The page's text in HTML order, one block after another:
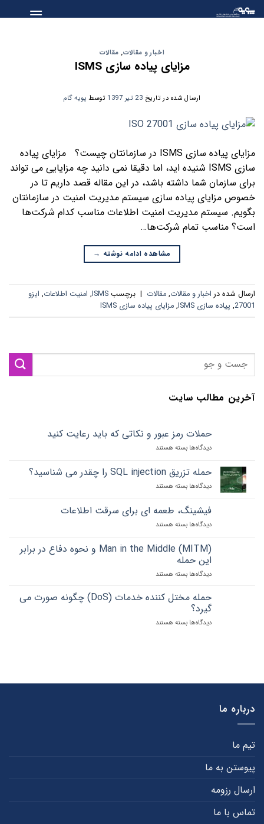
Skip
to
اخبار و مقالات, مقالات
مزایای پیاده سازی ISMS
ارسال شده در تاریخ 23 تیر 1397 توسط پویه گام
مزایای پیاده سازی ISMS در سازمانتان چیست؟ مزایای پیاده
سازی ISMS شنیده اید، اما دقیقا نمی دانید چه مزایایی می تواند
برای سازمان شما داشته باشد، در این مقاله قصد داریم تا در
خصوص مزایای پیاده سازی سیستم مدیریت امنیت در سازمانتان
بگویم. سیستم مدیریت امنیت اطلاعات مناسب کدام شرکت‌ها
است؟ مناسب تمام شرکت‌ها…
مشاهده ادامه نوشته →
ارسال شده در اخبار و مقالات, مقالات | برچسب ISMS
, امنیت اطلاعات, ایزو
27001
, پیاده سازی ISMS , مزایای پیاده سازی ISMS
آخرین مطالب سایت
حملات رمز عبور و نکاتی که باید رعایت کنید
دیدگاه‌ها برای
رمز
عبور
و
که
رعایت
بسته هستند
حمله تزریق SQL injection را چقدر می شناسید؟
دیدگاه‌ها برای
تزریق
SQL
injection
چقدر
می
شناسید؟
بسته هستند
فیشینگ، طعمه ای برای سرقت اطلاعات
دیدگاه‌ها برای
طعمه
ای
برای
سرقت
بسته هستند
Man in the Middle (MITM) و نحوه دفاع در برابر
این حمله
دیدگاه‌ها برای
in
(MITM)
این
بسته هستند
حمله مختل کننده خدمات (DoS) چگونه صورت می
گیرد؟
دیدگاه‌ها برای
چگونه
بسته هستند
درباره ما
تیم ما
پیوستن به ما
ارسال رزومه
تماس با ما